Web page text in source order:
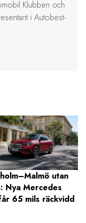
Klubben och
i Autobest-
utan
Nya Mercedes
65 mils räckvidd